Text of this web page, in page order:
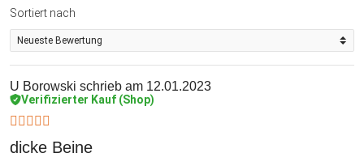
Sortiert nach
U Borowski schrieb am 12.01.2023
Verifizierter Kauf (Shop)
dicke Beine